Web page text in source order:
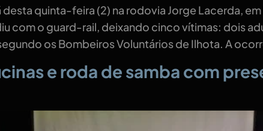
quinta-feira (2) na rodovia Jorge Lacerda,
com o guard-rail, deixando cinco vítimas: dois
os Bombeiros Voluntários de Ilhota. A
e roda de samba com